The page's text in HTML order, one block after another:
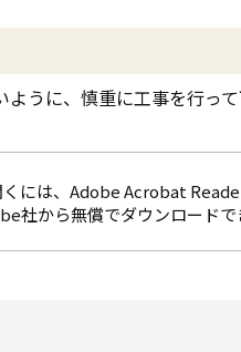
うに、慎重に工事を行って
には、Adobe Acrobat
社から無償でダウンロードで